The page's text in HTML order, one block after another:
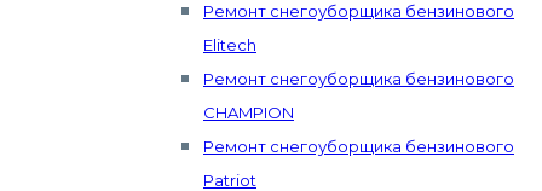
Ремонт снегоуборщика бензинового
Elitech
Ремонт снегоуборщика бензинового
CHAMPION
Ремонт снегоуборщика бензинового
Patriot